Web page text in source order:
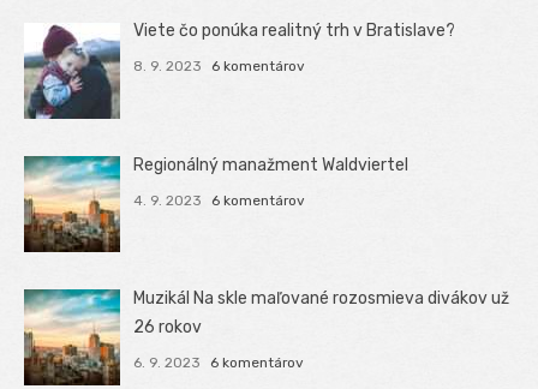
Viete čo ponúka realitný trh v Bratislave?
8. 9. 2023 6 komentárov
Regionálný manažment Waldviertel
4. 9. 2023 6 komentárov
Muzikál Na skle maľované rozosmieva divákov už
26 rokov
6. 9. 2023 6 komentárov